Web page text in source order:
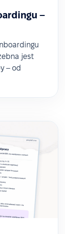
–
jest
– od